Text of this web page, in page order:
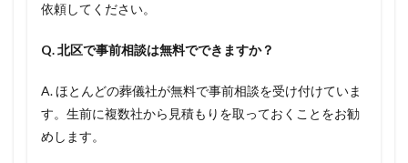
依頼してください。
Q. 北区で事前相談は無料でできますか？
A. ほとんどの葬儀社が無料で事前相談を受け付けていま
す。生前に複数社から見積もりを取っておくことをお勧
めします。